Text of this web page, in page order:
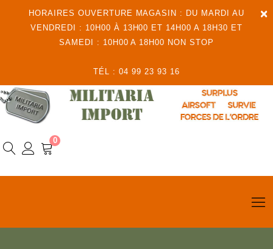
×
HORAIRES OUVERTURE MAGASIN : DU MARDI AU
VENDREDI : 10H00 À 13H00 ET 14H00 A 18H30 ET
SAMEDI : 10H00 A 18H00 NON STOP
TÉL : 04 99 23 93 16
0